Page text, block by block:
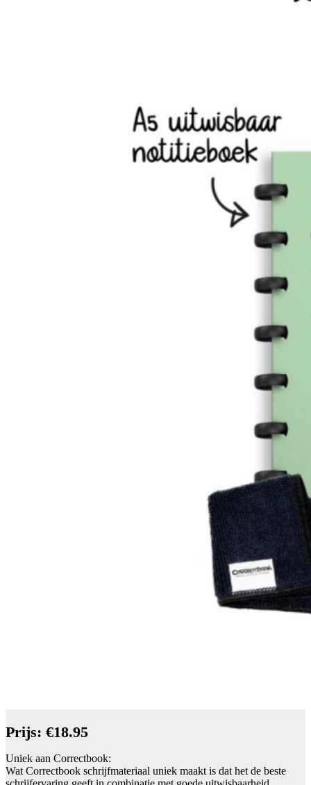
Prijs: €18.95
Uniek aan Correctbook:
Wat Correctbook schrijfmateriaal uniek maakt is dat het de beste